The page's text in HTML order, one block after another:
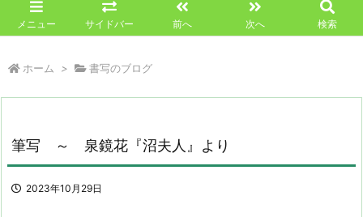
メニュー サイドバー 前へ 次へ 検索
ホーム > 書写のブログ
筆写 ～ 泉鏡花『沼夫人』より
2023年10月29日